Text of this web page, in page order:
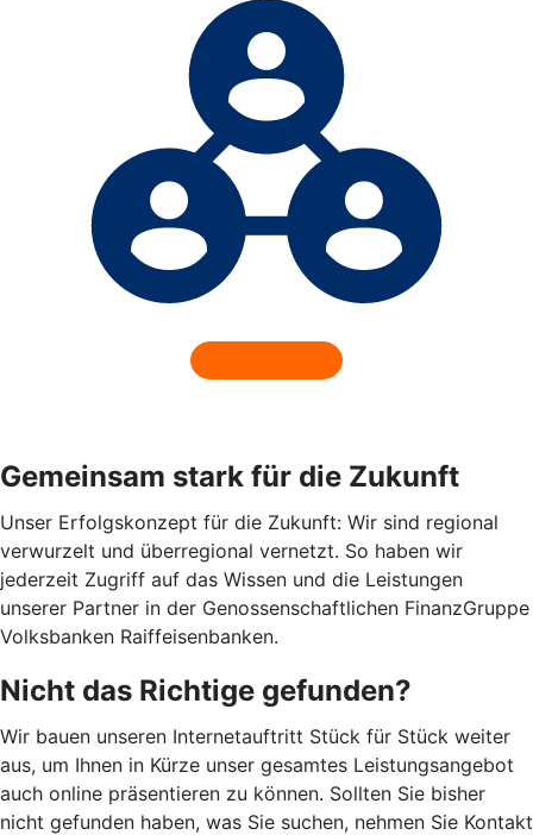
Gemeinsam stark für die Zukunft
Unser Erfolgskonzept für die Zukunft: Wir sind regional
verwurzelt und überregional vernetzt. So haben wir
jederzeit Zugriff auf das Wissen und die Leistungen
unserer Partner in der Genossenschaftlichen FinanzGruppe
Volksbanken Raiffeisenbanken.
Nicht das Richtige gefunden?
Wir bauen unseren Internetauftritt Stück für Stück weiter
aus, um Ihnen in Kürze unser gesamtes Leistungsangebot
auch online präsentieren zu können. Sollten Sie bisher
nicht gefunden haben, was Sie suchen, nehmen Sie Kontakt